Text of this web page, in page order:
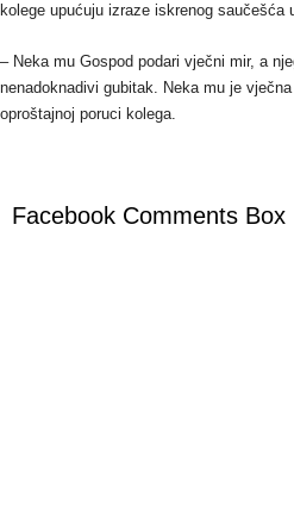
kolege upućuju izraze iskrenog saučešća
– Neka mu Gospod podari vječni mir, a
nenadoknadivi gubitak. Neka mu je
oproštajnoj poruci kolega.
Facebook Comments Box